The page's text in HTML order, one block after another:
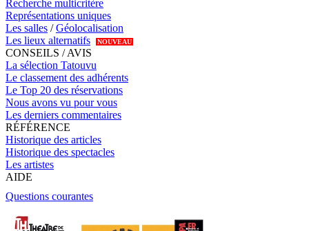
Recherche multicritère
Représentations uniques
Les salles /Géolocalisation
Les lieux alternatifs
NOUVEAU
CONSEILS / AVIS
La sélection Tatouvu
Le classement des adhérents
Le Top 20 des réservations
Nous avons vu pour vous
Les derniers commentaires
RÉFÉRENCE
Historique des articles
Historique des spectacles
Les artistes
AIDE
Questions courantes